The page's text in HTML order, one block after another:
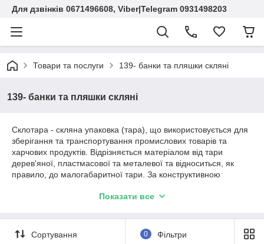
Для дзвінків 0671496608, Viber|Telegram 0931498203
Товари та послуги 139- банки та пляшки скляні
139- банки та пляшки скляні
Склотара - скляна упаковка (тара), що використовується для
зберігання та транспортування промислових товарів та
харчових продуктів. Відрізняється матеріалом від тари
дерев'яної, пластмасової та металевої та відноситься, як
правило, до малогабаритної тари. За конструктивною
жорсткої та нерозбірної тари. Щодо обороту може бути як
Показати все
Сортування 0 Фільтри